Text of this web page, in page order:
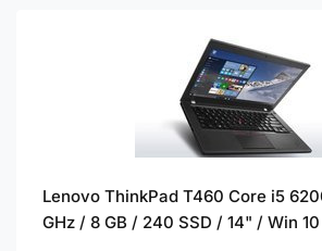
Lenovo ThinkPad T460 Core i5
GHz / 8 GB / 240 SSD / 14" / Win